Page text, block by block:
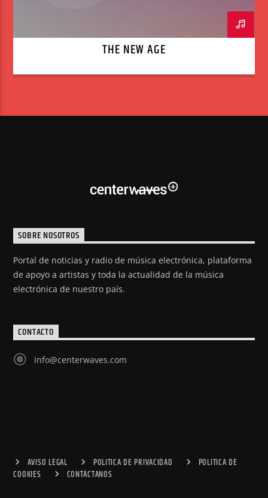
THE NEW AGE
SOBRE NOSOTROS
Portal de noticias y radio de música electrónica, plataforma
de apoyo a artistas y toda la actualidad de la música
electrónica de nuestro país.
CONTACTO
info@centerwaves.com
AVISO LEGAL POLITICA DE PRIVACIDAD
POLITICA DE
COOKIES
CONTÁCTANOS